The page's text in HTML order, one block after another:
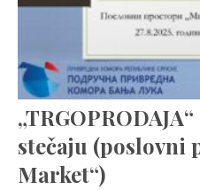
stečaju (poslovni
Market“)